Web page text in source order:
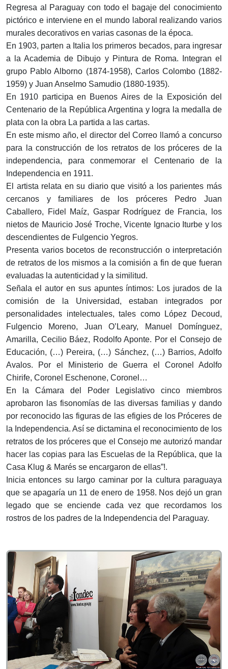
Regresa al Paraguay con todo el bagaje del conocimiento
pictórico e interviene en el mundo laboral realizando varios
murales decorativos en varias casonas de la época.
En 1903, parten a Italia los primeros becados, para ingresar
a la Academia de Dibujo y Pintura de Roma. Integran el
grupo Pablo Alborno (1874-1958), Carlos Colombo (1882-
1959) y Juan Anselmo Samudio (1880-1935).
En 1910 participa en Buenos Aires de la Exposición del
Centenario de la República Argentina y logra la medalla de
plata con la obra La partida a las cartas.
En este mismo año, el director del Correo llamó a concurso
para la construcción de los retratos de los próceres de la
independencia, para conmemorar el Centenario de la
Independencia en 1911.
El artista relata en su diario que visitó a los parientes más
cercanos y familiares de los próceres Pedro Juan
Caballero, Fidel Maíz, Gaspar Rodríguez de Francia, los
nietos de Mauricio José Troche, Vicente Ignacio Iturbe y los
descendientes de Fulgencio Yegros.
Presenta varios bocetos de reconstrucción o interpretación
de retratos de los mismos a la comisión a fin de que fueran
evaluadas la autenticidad y la similitud.
Señala el autor en sus apuntes íntimos: Los jurados de la
comisión de la Universidad, estaban integrados por
personalidades intelectuales, tales como López Decoud,
Fulgencio Moreno, Juan O’Leary, Manuel Domínguez,
Amarilla, Cecilio Báez, Rodolfo Aponte. Por el Consejo de
Educación, (…) Pereira, (…) Sánchez, (…) Barrios, Adolfo
Avalos. Por el Ministerio de Guerra el Coronel Adolfo
Chirife, Coronel Eschenone, Coronel…
En la Cámara del Poder Legislativo cinco miembros
aprobaron las fisonomías de las diversas familias y dando
por reconocido las figuras de las efigies de los Próceres de
la Independencia. Así se dictamina el reconocimiento de los
retratos de los próceres que el Consejo me autorizó mandar
hacer las copias para las Escuelas de la República, que la
Casa Klug & Marés se encargaron de ellas”!.
Inicia entonces su largo caminar por la cultura paraguaya
que se apagaría un 11 de enero de 1958. Nos dejó un gran
legado que se enciende cada vez que recordamos los
rostros de los padres de la Independencia del Paraguay.